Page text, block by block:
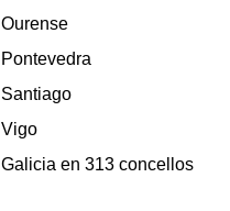
Ourense
Pontevedra
Santiago
Vigo
Galicia en 313 concellos